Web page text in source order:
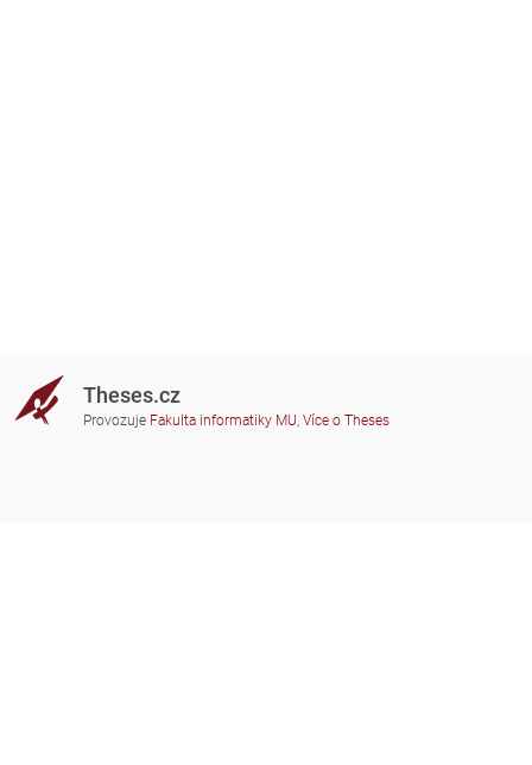
Theses.cz
Provozuje Fakulta informatiky MU, Více o Theses